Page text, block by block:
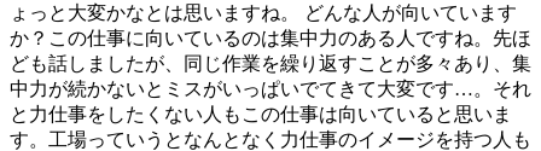
ょっと大変かなとは思いますね。 どんな人が向いています
か？この仕事に向いているのは集中力のある人ですね。先ほ
ども話しましたが、同じ作業を繰り返すことが多々あり、集
中力が続かないとミスがいっぱいでてきて大変です…。それ
と力仕事をしたくない人もこの仕事は向いていると思いま
す。工場っていうとなんとなく力仕事のイメージを持つ人も